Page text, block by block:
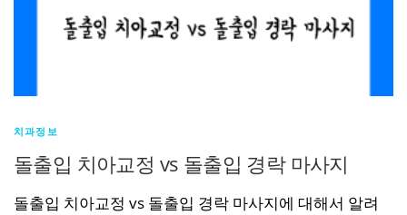
치과정보
돌출입 치아교정 vs 돌출입 경락 마사지
돌출입 치아교정 vs 돌출입 경락 마사지에 대해서 알려